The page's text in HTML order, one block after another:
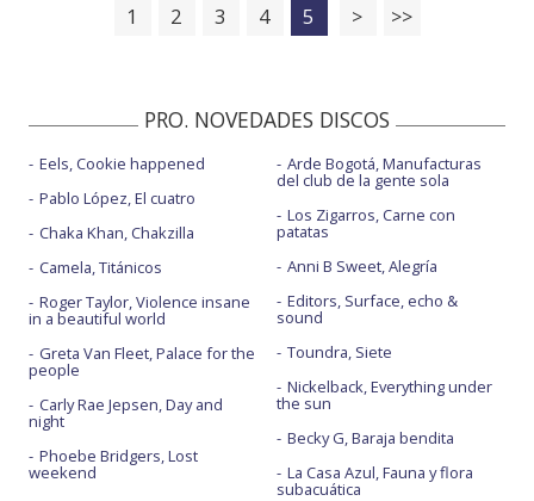
1 2 3 4 5 > >>
PRO. NOVEDADES DISCOS
Eels, Cookie happened
Pablo López, El cuatro
Chaka Khan, Chakzilla
Camela, Titánicos
Roger Taylor, Violence insane
in a beautiful world
Greta Van Fleet, Palace for the
people
Carly Rae Jepsen, Day and
night
Phoebe Bridgers, Lost
weekend
Arde Bogotá, Manufacturas
del club de la gente sola
Los Zigarros, Carne con
patatas
Anni B Sweet, Alegría
Editors, Surface, echo &
sound
Toundra, Siete
Nickelback, Everything under
the sun
Becky G, Baraja bendita
La Casa Azul, Fauna y flora
subacuática